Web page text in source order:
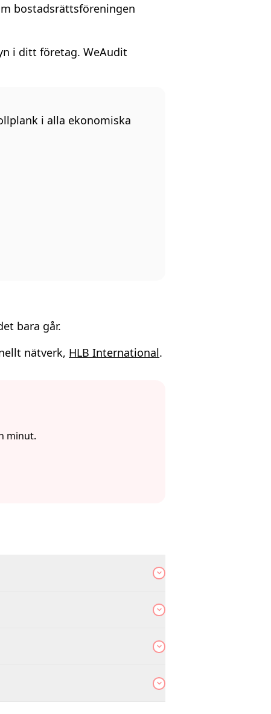
bostadsrättsföreningen
i ditt företag. WeAudit
i alla ekonomiska
bara går.
nätverk, HLB International.
minut.